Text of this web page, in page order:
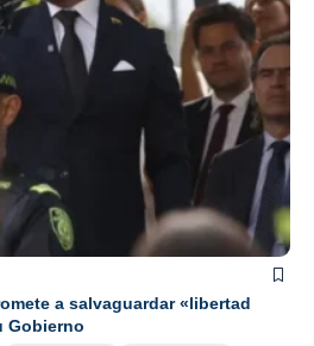
a salvaguardar «libertad
Gobierno